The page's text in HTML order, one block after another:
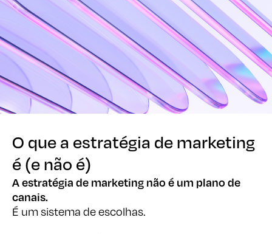
O que a estratégia de marketing
O que a estratégia de marketing
é (e não é)
é (e não é)
A estratégia de marketing não é um plano de
canais.
É um sistema de escolhas.